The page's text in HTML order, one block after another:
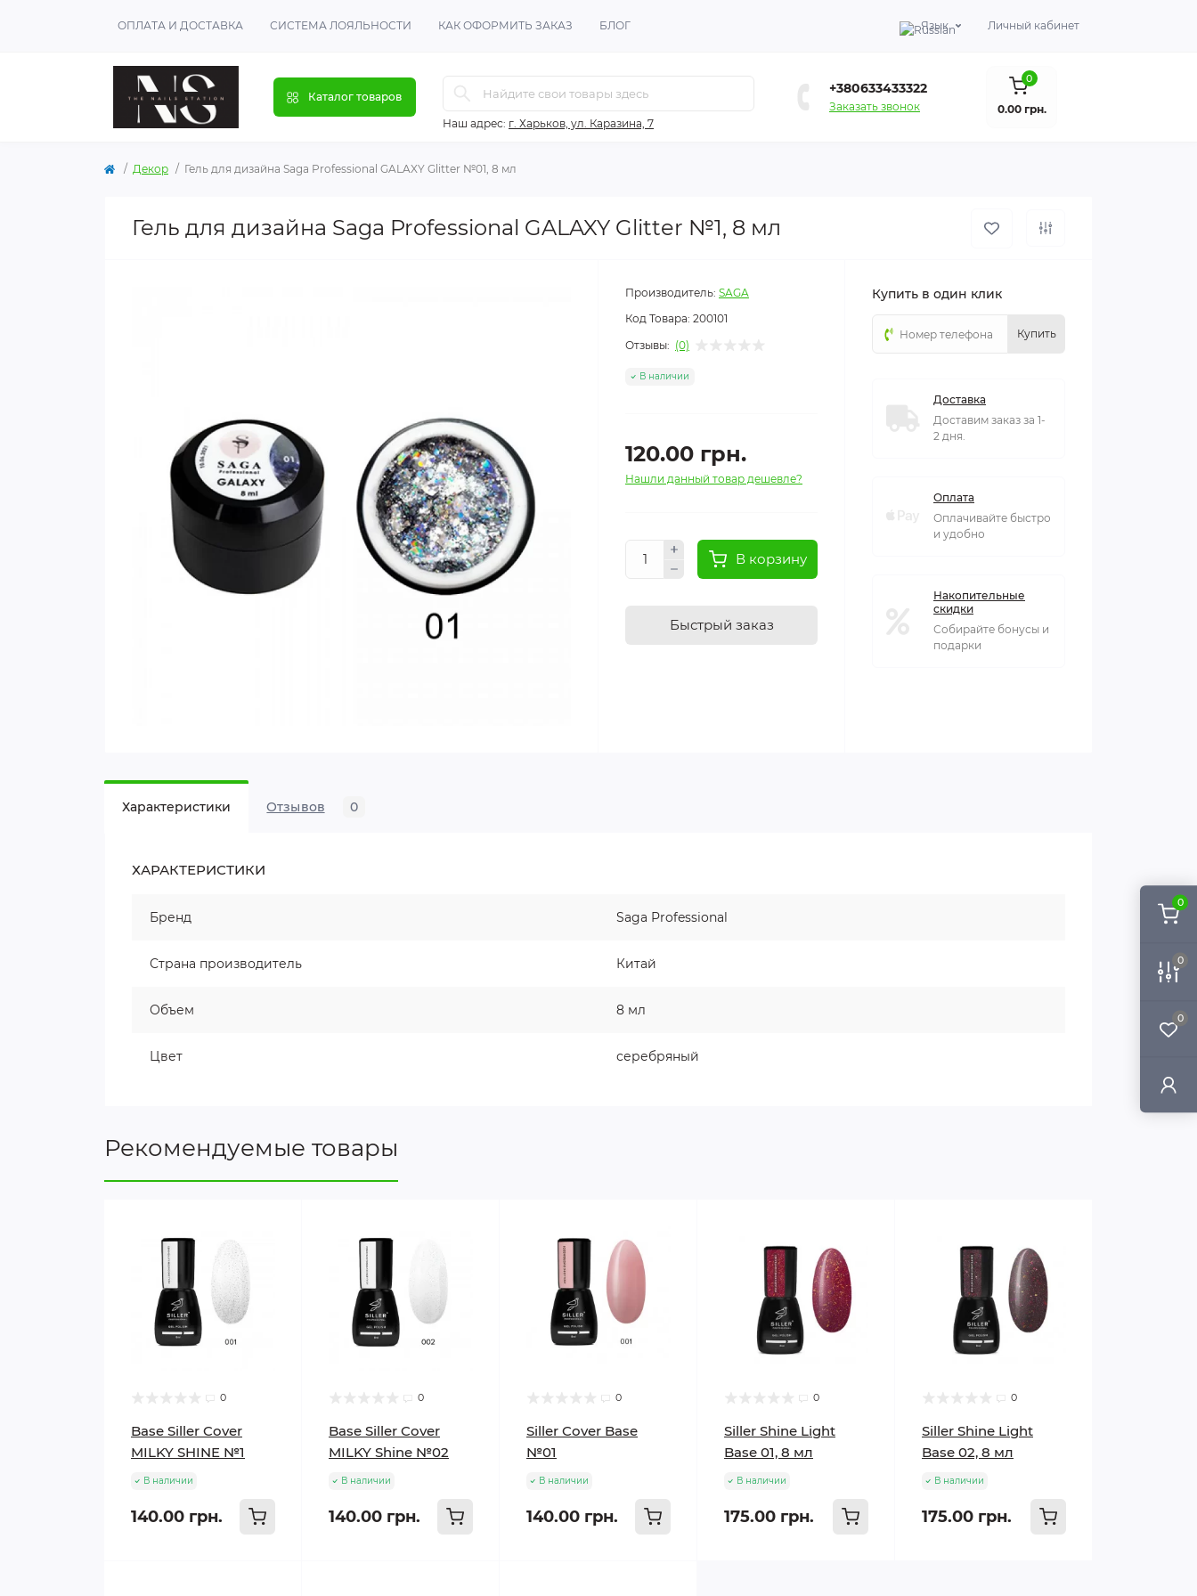
0
0
0
ОПЛАТА И ДОСТАВКА СИСТЕМА ЛОЯЛЬНОСТИ КАК ОФОРМИТЬ ЗАКАЗ БЛОГ Язык Личный кабинет
Каталог товаров
Наш адрес: г. Харьков, ул. Каразина, 7
+380633433322
Заказать звонок
0
0.00 грн.
Декор Гель для дизайна Saga Professional GALAXY Glitter №01, 8 мл
Гель для дизайна Saga Professional GALAXY Glitter №1, 8 мл
Производитель: SAGA
Код Товара: 200101
Отзывы: (0)
В наличии
120.00 грн.
Нашли данный товар дешевле?
В корзину
Быстрый заказ
Купить в один клик
Купить
Доставка
Доставим заказ за 1-
2 дня.
Оплата
Оплачивайте быстро
и удобно
Накопительные
скидки
Собирайте бонусы и
подарки
Характеристики Отзывов 0
ХАРАКТЕРИСТИКИ
Бренд Saga Professional
Страна производитель Китай
Объем 8 мл
Цвет серебряный
Рекомендуемые товары
0
Base Siller Cover
MILKY SHINE №1
В наличии
140.00 грн.
0
Base Siller Cover
MILKY Shine №02
В наличии
140.00 грн.
0
Siller Cover Base
№01
В наличии
140.00 грн.
0
Siller Shine Light
Base 01, 8 мл
В наличии
175.00 грн.
0
Siller Shine Light
Base 02, 8 мл
В наличии
175.00 грн.